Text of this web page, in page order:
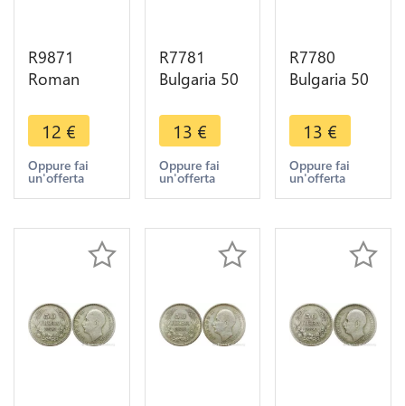
R9871
Roman
Antoninien
Aurelian
273 274
Serdica ->
12 €
Oppure fai
un'offerta
R7781
Bulgaria 50
III 1930 BP
Silver ->
Make offer
13 €
Oppure fai
un'offerta
R7780
Bulgaria 50
III 1930 BP
Silver ->
Make offer
13 €
Oppure fai
un'offerta